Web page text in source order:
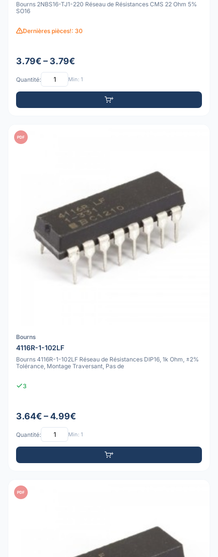
Bourns 2NBS16-TJ1-220 Réseau de Résistances CMS 22 Ohm 5%
SO16
Dernières pièces!: 30
3.79€ – 3.79€
Quantité: Min: 1
PDF
Bourns
4116R-1-102LF
Bourns 4116R-1-102LF Réseau de Résistances DIP16, 1k Ohm, ±2%
Tolérance, Montage Traversant, Pas de
3
3.64€ – 4.99€
Quantité: Min: 1
PDF